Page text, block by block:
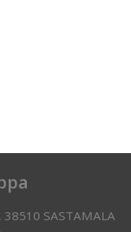
SASTAMALA